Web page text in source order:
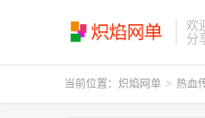
欢
分
当前位置： 炽焰网单 > 热血